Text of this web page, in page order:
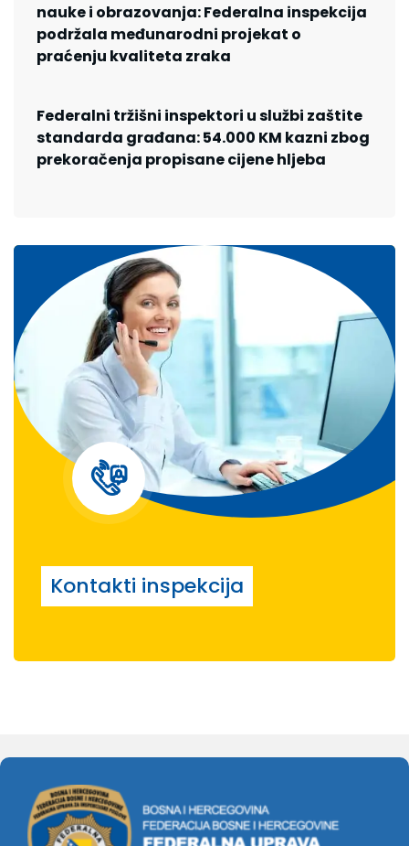
nauke i obrazovanja: Federalna inspekcija
podržala međunarodni projekat o
praćenju kvaliteta zraka
Federalni tržišni inspektori u službi zaštite
standarda građana: 54.000 KM kazni zbog
prekoračenja propisane cijene hljeba
Kontakti inspekcija